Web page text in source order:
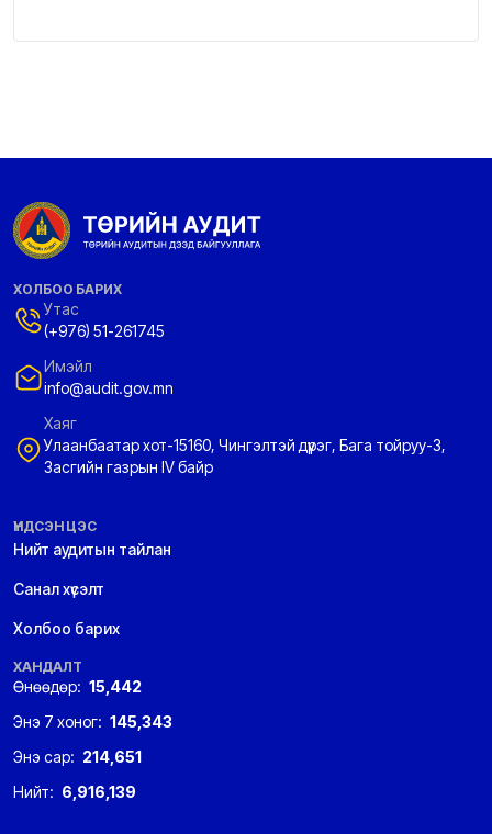
ХОЛБОО БАРИХ
Утас
(+976) 51-261745
Имэйл
info@audit.gov.mn
Хаяг
Улаанбаатар хот-15160, Чингэлтэй дүүрэг, Бага тойруу-3,
Засгийн газрын IV байр
ҮНДСЭН ЦЭС
Нийт аудитын тайлан
Санал хүсэлт
Холбоо барих
ХАНДАЛТ
Өнөөдөр: 15,442
Энэ 7 хоног: 145,343
Энэ сар: 214,651
Нийт: 6,916,139